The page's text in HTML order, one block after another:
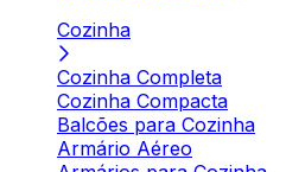
Cozinha
Cozinha Completa
Cozinha Compacta
Balcões para Cozinha
Armário Aéreo